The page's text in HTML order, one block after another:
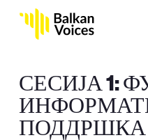
Skip
СЕСИЈА 1:
ПОДДРШКА